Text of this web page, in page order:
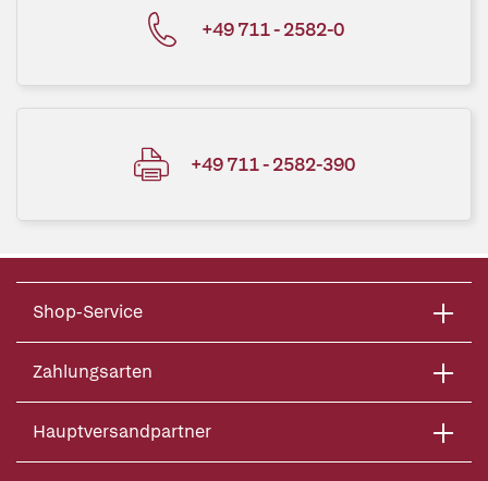
+49 711 - 2582-0
+49 711 - 2582-390
Shop-Service
Zahlungsarten
Hauptversandpartner